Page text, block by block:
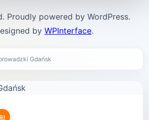
Proudly powered by WordPress.
by WPInterface.
Gdańsk